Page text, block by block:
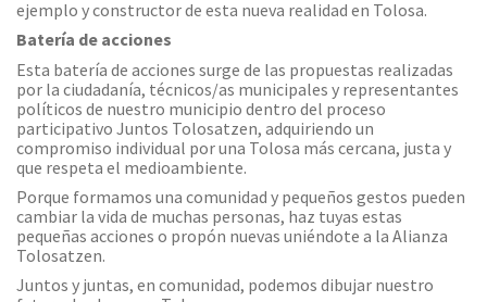
ejemplo y constructor de esta nueva realidad en Tolosa.
Batería de acciones
Esta batería de acciones surge de las propuestas realizadas
por la ciudadanía, técnicos/as municipales y representantes
políticos de nuestro municipio dentro del proceso
participativo Juntos Tolosatzen, adquiriendo un
compromiso individual por una Tolosa más cercana, justa y
que respeta el medioambiente.
Porque formamos una comunidad y pequeños gestos pueden
cambiar la vida de muchas personas, haz tuyas estas
pequeñas acciones o propón nuevas uniéndote a la Alianza
Tolosatzen.
Juntos y juntas, en comunidad, podemos dibujar nuestro